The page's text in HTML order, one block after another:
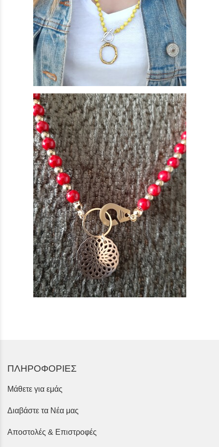
ΠΛΗΡΟΦΟΡΙΕΣ
Μάθετε για εμάς
Διαβάστε τα Νέα μας
Αποστολές & Επιστροφές